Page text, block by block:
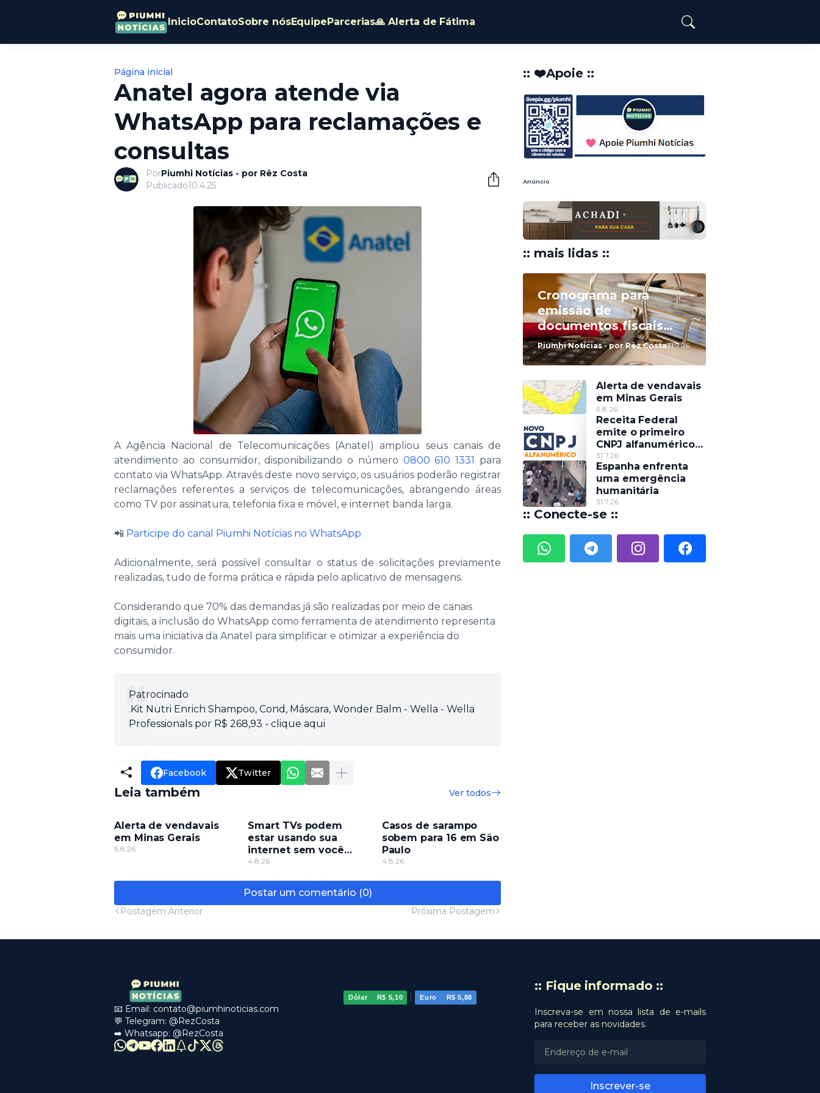
InicioContatoSobre nósEquipeParcerias🙏 Alerta de Fátima
Página inicial
Anatel agora atende via
WhatsApp para reclamações e
consultas
PorPiumhi Notícias - por Rêz Costa
Publicado10.4.25
A Agência Nacional de Telecomunicações (Anatel) ampliou seus canais de
atendimento ao consumidor, disponibilizando o número 0800 610 1331 para
contato via WhatsApp. Através deste novo serviço, os usuários poderão registrar
reclamações referentes a serviços de telecomunicações, abrangendo áreas
como TV por assinatura, telefonia fixa e móvel, e internet banda larga.
📲 Participe do canal Piumhi Notícias no WhatsApp
Adicionalmente, será possível consultar o status de solicitações previamente
realizadas, tudo de forma prática e rápida pelo aplicativo de mensagens.
Considerando que 70% das demandas já são realizadas por meio de canais
digitais, a inclusão do WhatsApp como ferramenta de atendimento representa
mais uma iniciativa da Anatel para simplificar e otimizar a experiência do
consumidor.
Patrocinado
.Kit Nutri Enrich Shampoo, Cond, Máscara, Wonder Balm - Wella - Wella
Professionals por R$ 268,93 - clique aqui
Facebook Twitter
Leia também Ver todos
Alerta de vendavais
em Minas Gerais
6.8.26
Smart TVs podem
estar usando sua
internet sem você
saber, entenda
4.8.26
Casos de sarampo
sobem para 16 em São
Paulo
4.8.26
Postar um comentário (0)
Postagem Anterior Próxima Postagem
:: ❤️Apoie ::
Anúncio
:: mais lidas ::
Cronograma para
emissão de
documentos fiscais
eletrônicos com
destaque do IBS e da
esta sexta (31)
Piumhi Notícias - por Rêz Costa31.7.26
Alerta de vendavais
em Minas Gerais
6.8.26
Receita Federal
emite o primeiro
CNPJ alfanumérico
do país
31.7.26
Espanha enfrenta
uma emergência
humanitária
31.7.26
:: Conecte-se ::
📧 Email: contato@piumhinoticias.com
💬 Telegram: @RezCosta
➡️ Whatsapp: @RezCosta
Dólar R$ 5,10 | Euro R$ 5,88
:: Fique informado ::
Inscreva-se em nossa lista de e-mails
para receber as novidades.